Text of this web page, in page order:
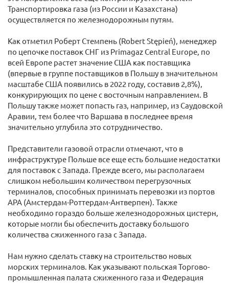
Транспортировка газа (из России и Казахстана)
осуществляется по железнодорожным путям.
Как отметил Роберт Стемпень (Robert Stępień), менеджер
по цепочке поставок СНГ из Primagaz Central Europe, по
всей Европе растет значение США как поставщика
(впервые в группе поставщиков в Польшу в значительном
масштабе США появились в 2022 году, составив 2,8%),
конкурирующих по цене с восточным направлением. В
Польшу также может попасть газ, например, из Саудовской
Аравии, тем более что Варшава в последнее время
значительно углубила это сотрудничество.
Представители газовой отрасли отмечают, что в
инфраструктуре Польше все еще есть большие недостатки
для поставок с Запада. Прежде всего, мы располагаем
слишком небольшим количеством перегрузочных
терминалов, способных принимать перевозки из портов
АРА (Амстердам-Роттердам-Антверпен). Также
необходимо гораздо больше железнодорожных цистерн,
которые могли бы обеспечить доставку большого
количества сжиженного газа с Запада.
Нам нужно сделать ставку на строительство новых
морских терминалов. Как указывают польская Торгово-
промышленная палата сжиженного газа и Федерация